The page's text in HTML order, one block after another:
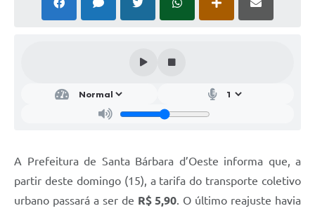
Certidão Negativa de Empresa
Parcerias com Organização da Sociedade Civil (OSC)
Conselhos Municipais
Principal
A Prefeitura de Santa Bárbara d’Oeste informa que, a
partir deste domingo (15), a tarifa do transporte coletivo
urbano passará a ser de R$ 5,90. O último reajuste havia